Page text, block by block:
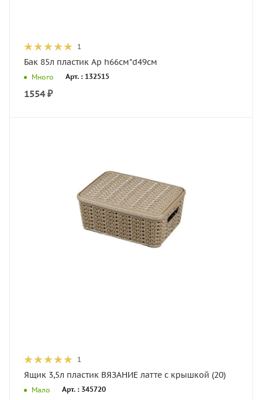
1
Бак 85л пластик Ар h66см*d49см
Много Арт. : 132515
1554₽
1
Ящик 3,5л пластик ВЯЗАНИЕ латте с крышкой (20)
Мало Арт. : 345720